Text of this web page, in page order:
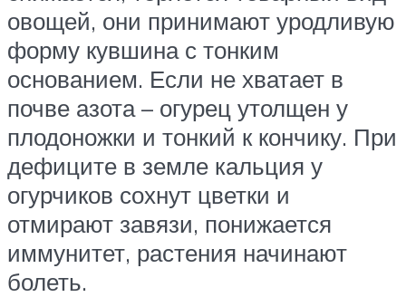
овощей, они принимают уродливую
форму кувшина с тонким
основанием. Если не хватает в
почве азота – огурец утолщен у
плодоножки и тонкий к кончику. При
дефиците в земле кальция у
огурчиков сохнут цветки и
отмирают завязи, понижается
иммунитет, растения начинают
болеть.